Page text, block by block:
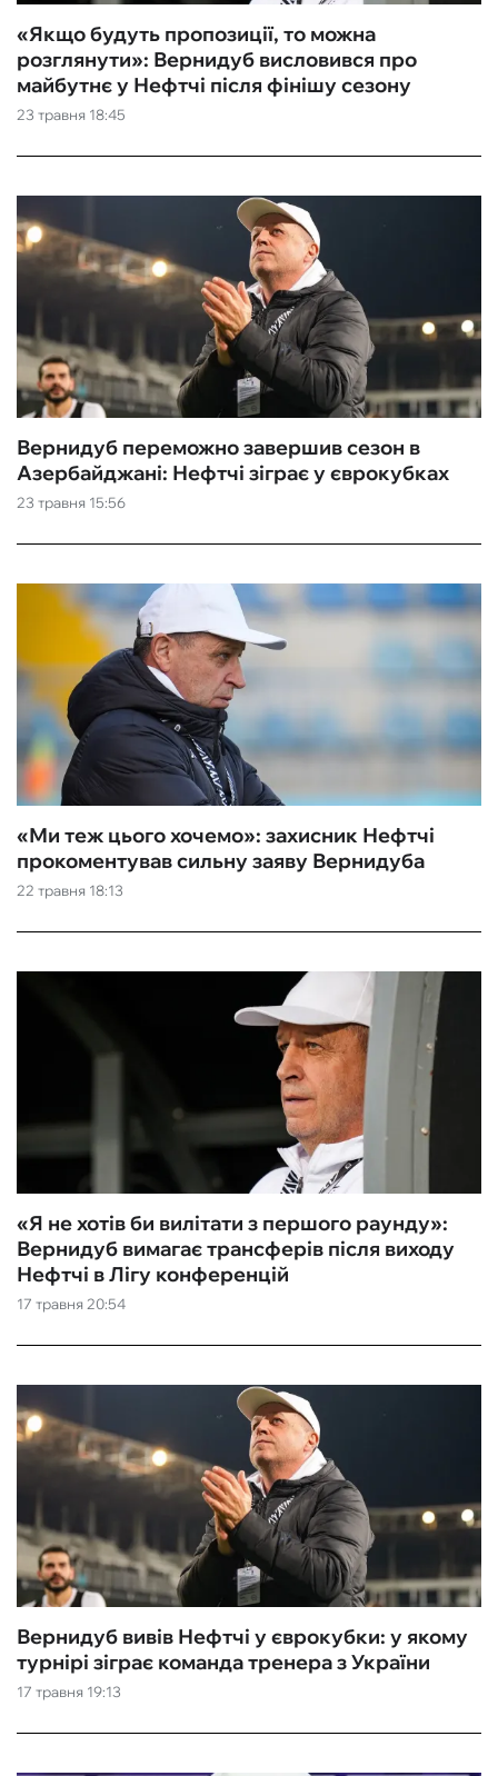
23 травня 18:45
«Якщо будуть пропозиції, то можна
розглянути»: Вернидуб висловився про
майбутнє у Нефтчі після фінішу сезону
23 травня 15:56
Вернидуб переможно завершив сезон в
Азербайджані: Нефтчі зіграє у єврокубках
22 травня 18:13
«Ми теж цього хочемо»: захисник Нефтчі
прокоментував сильну заяву Вернидуба
17 травня 20:54
«Я не хотів би вилітати з першого раунду»:
Вернидуб вимагає трансферів після виходу
Нефтчі в Лігу конференцій
17 травня 19:13
Вернидуб вивів Нефтчі у єврокубки: у якому
турнірі зіграє команда тренера з України